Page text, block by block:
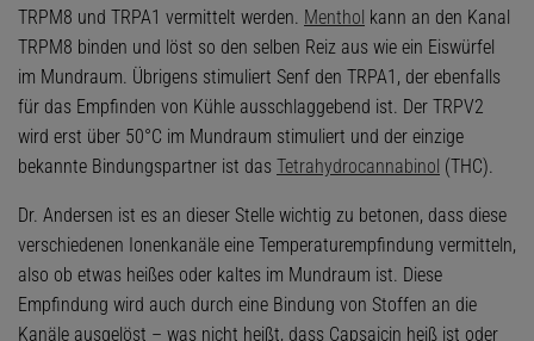
TRPM8 und TRPA1 vermittelt werden. Menthol kann an den Kanal
TRPM8 binden und löst so den selben Reiz aus wie ein Eiswürfel
im Mundraum. Übrigens stimuliert Senf den TRPA1, der ebenfalls
für das Empfinden von Kühle ausschlaggebend ist. Der TRPV2
wird erst über 50°C im Mundraum stimuliert und der einzige
bekannte Bindungspartner ist das Tetrahydrocannabinol (THC).
Dr. Andersen ist es an dieser Stelle wichtig zu betonen, dass diese
verschiedenen Ionenkanäle eine Temperaturempfindung vermitteln,
also ob etwas heißes oder kaltes im Mundraum ist. Diese
Empfindung wird auch durch eine Bindung von Stoffen an die
Kanäle ausgelöst – was nicht heißt, dass Capsaicin heiß ist oder